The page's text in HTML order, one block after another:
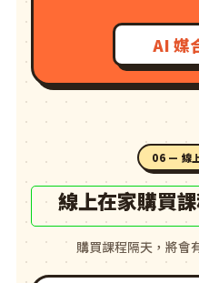
AI 媒
06 — 線
線上在家購買
購買課程隔天，將會